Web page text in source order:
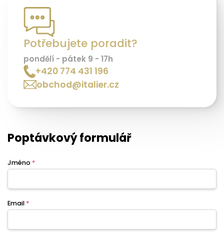
Potřebujete poradit?
pondělí - pátek 9 - 17h
+420 774 431 196
obchod@italier.cz
Poptávkový formulář
Jméno *
Email *